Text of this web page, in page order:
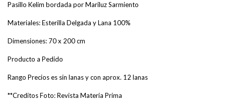
Pasillo Kelim bordada por Mariluz Sarmiento
Materiales: Esterilla Delgada y Lana 100%
Dimensiones: 70 x 200 cm
Producto a Pedido
Rango Precios es sin lanas y con aprox. 12 lanas
**Creditos Foto: Revista Materia Prima